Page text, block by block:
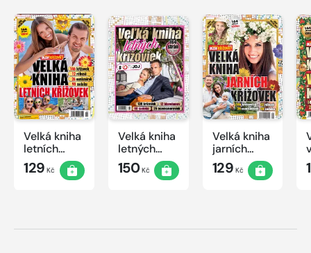
Velká kniha
letních
křížovek
2026
129 Kč
Velká kniha
letných
krížoviek s
TV JOJ
150Kč
Velká kniha
jarních
křížovek
2026
129 Kč